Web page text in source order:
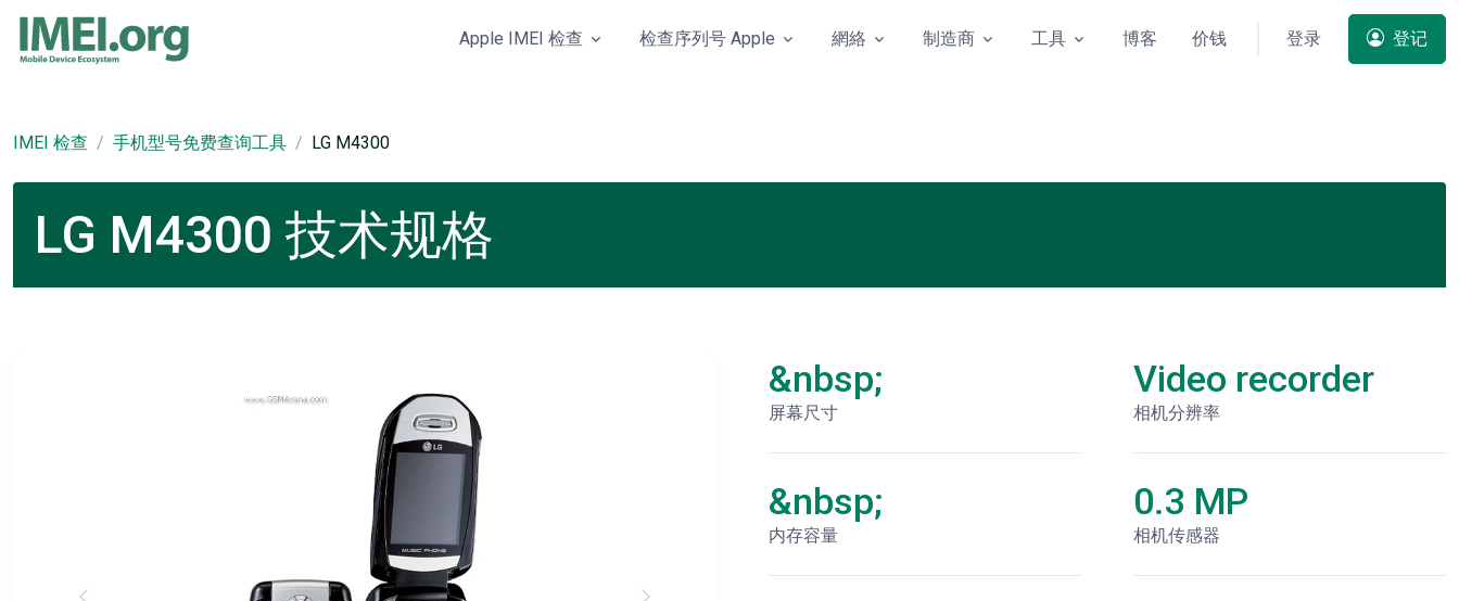
Apple IMEI 检查 检查序列号 Apple 網絡 制造商 工具 博客 价钱 登录 登记
IMEI 检查 手机型号免费查询工具 LG M4300
LG M4300 技术规格
&nbsp;
屏幕尺寸
&nbsp;
内存容量
Video recorder
相机分辨率
0.3 MP
相机传感器